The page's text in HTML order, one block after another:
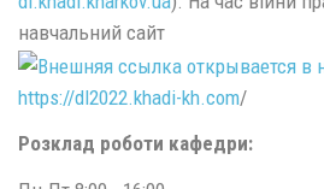
навчальний сайт
https://dl2022.khadi-kh.com/
Розклад роботи кафедри: